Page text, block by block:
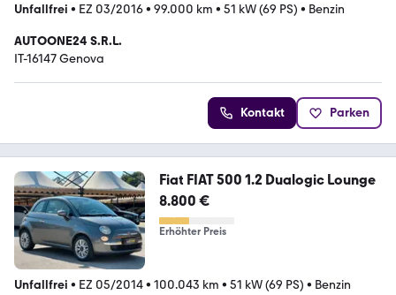
Unfallfrei • EZ 03/2016• 99.000 km • 51 kW (69 PS) • Benzin
AUTOONE24 S.R.L.
IT-16147 Genova
Kontakt Parken
Fiat FIAT 500 1.2 Dualogic Lounge
8.800 €
Erhöhter Preis
Unfallfrei • EZ 05/2014• 100.043 km • 51 kW (69 PS) • Benzin